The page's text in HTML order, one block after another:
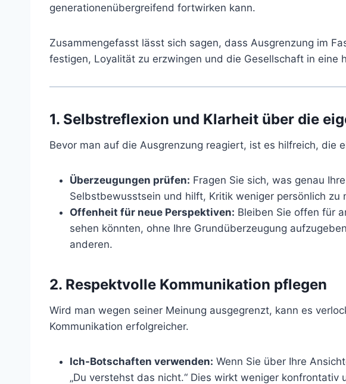
generationenübergreifend fortwirken kann.
Zusammengefasst lässt sich sagen, dass Ausgrenzung im
festigen, Loyalität zu erzwingen und die Gesellschaft in
1. Selbstreflexion und Klarheit über die
Bevor man auf die Ausgrenzung reagiert, ist es hilfreich, die
Überzeugungen prüfen: Fragen Sie sich, was genau
Selbstbewusstsein und hilft, Kritik weniger persönlich zu
Offenheit für neue Perspektiven: Bleiben Sie offen für
sehen könnten, ohne Ihre Grundüberzeugung
anderen.
2. Respektvolle Kommunikation pflegen
Wird man wegen seiner Meinung ausgegrenzt, kann es
Kommunikation erfolgreicher.
Ich-Botschaften verwenden: Wenn Sie über Ihre
„Du verstehst das nicht.“ Dies wirkt weniger